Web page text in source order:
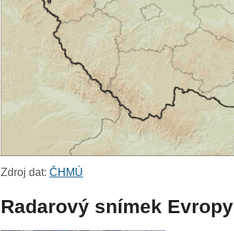
Zdroj dat:ČHMÚ
Radarový snímek Evropy